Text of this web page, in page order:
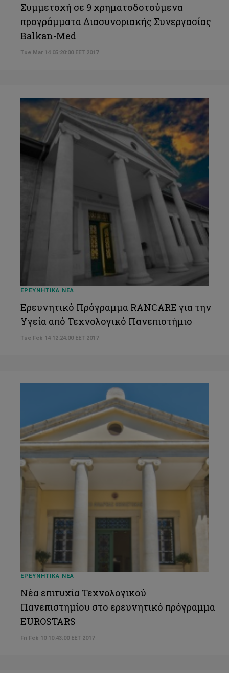
Συμμετοχή σε 9 χρηματοδοτούμενα
προγράμματα Διασυνοριακής Συνεργασίας
Balkan-Med
Tue Mar 14 05:20:00 EET 2017
ΕΡΕΥΝΗΤΙΚΑ ΝΕΑ
Ερευνητικό Πρόγραμμα RANCARE για την
Υγεία από Τεχνολογικό Πανεπιστήμιο
Tue Feb 14 12:24:00 EET 2017
ΕΡΕΥΝΗΤΙΚΑ ΝΕΑ
Νέα επιτυχία Τεχνολογικού
Πανεπιστημίου στο ερευνητικό πρόγραμμα
EUROSTARS
Fri Feb 10 10:43:00 EET 2017